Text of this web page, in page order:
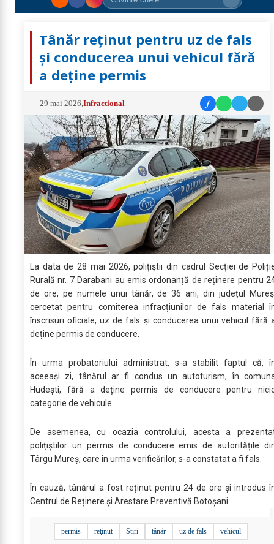
Tânăr reținut pentru uz de fals
și conducerea unui vehicul fără
a deține permis
29 mai 2026 ,Infractional f
La data de 28 mai 2026, polițiștii din cadrul Secției de
Rurală nr. 7 Darabani au emis ordonanță de reținere pentru
de ore, pe numele unui tânăr, de 36 ani, din județul
cercetat pentru comiterea infracțiunilor de fals material
înscrisuri oficiale, uz de fals și conducerea unui vehicul fără
deține permis de conducere.
În urma probatoriului administrat, s-a stabilit faptul că,
aceeași zi, tânărul ar fi condus un autoturism, în
Hudești, fără a deține permis de conducere pentru
categorie de vehicule.
De asemenea, cu ocazia controlului, acesta a
polițiștilor un permis de conducere emis de autoritățile
Târgu Mureș, care în urma verificărilor, s-a constatat a fi fals.
În cauză, tânărul a fost reținut pentru 24 de ore și introdus
Centrul de Reținere și Arestare Preventivă Botoșani.
permis reţinut Stiri tânăr uz de fals vehicul